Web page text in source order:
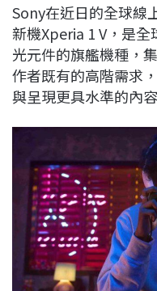
b
o
o
k
a
d
s
e
d
I
n
Sony在近日的全球線
新機Xperia 1 V，是
光元件的旗艦機種，
作者既有的高階需求
與呈現更具水準的內